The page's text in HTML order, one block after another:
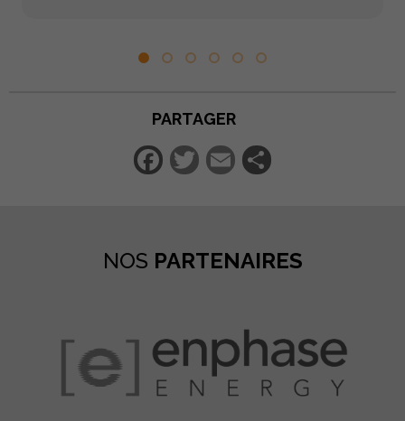
PARTAGER
Facebook
Twitter
Email
NOS PARTENAIRES